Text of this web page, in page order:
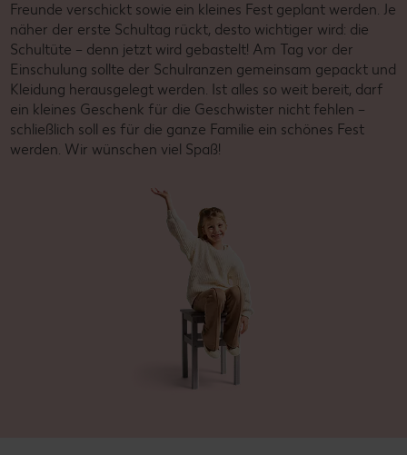
Freunde verschickt sowie ein kleines Fest geplant werden. Je
näher der erste Schultag rückt, desto wichtiger wird: die
Schultüte – denn jetzt wird gebastelt! Am Tag vor der
Einschulung sollte der Schulranzen gemeinsam gepackt und
Kleidung herausgelegt werden. Ist alles so weit bereit, darf
ein kleines Geschenk für die Geschwister nicht fehlen –
schließlich soll es für die ganze Familie ein schönes Fest
werden. Wir wünschen viel Spaß!